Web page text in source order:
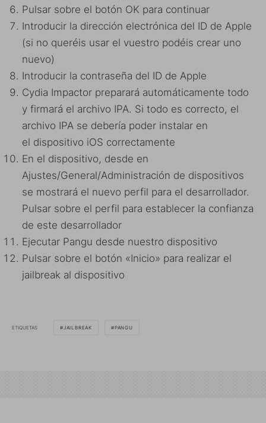
Pulsar sobre el botón OK para continuar
Introducir la dirección electrónica del ID de Apple
(si no queréis usar el vuestro podéis crear uno
nuevo)
Introducir la contraseña del ID de Apple
Cydia Impactor preparará automáticamente todo
y firmará el archivo IPA. Si todo es correcto, el
archivo IPA se debería poder instalar en
el dispositivo iOS correctamente
En el dispositivo, desde en
Ajustes/General/Administración de dispositivos
se mostrará el nuevo perfil para el desarrollador.
Pulsar sobre el perfil para establecer la confianza
de este desarrollador
Ejecutar Pangu desde nuestro dispositivo
Pulsar sobre el botón «Inicio» para realizar el
jailbreak al dispositivo
ETIQUETAS JAILBREAK PANGU